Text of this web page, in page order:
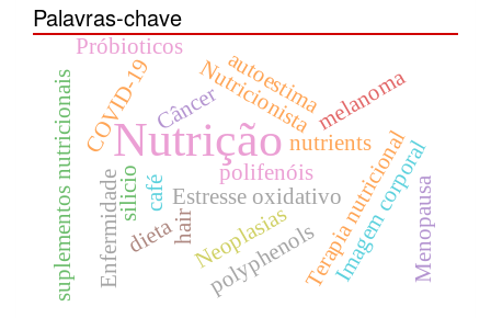
Palavras-chave
Nutrição
COVID-19
Estresse oxidativoTerapia nutricional
Neoplasias
hair polyphenols
nutrients
Nutricionista
Imagem corporal
melanoma
café
polifenóis
silicio
suplementos nutricionais dieta
autoestima
Enfermidade
Câncer
Próbioticos
Menopausa